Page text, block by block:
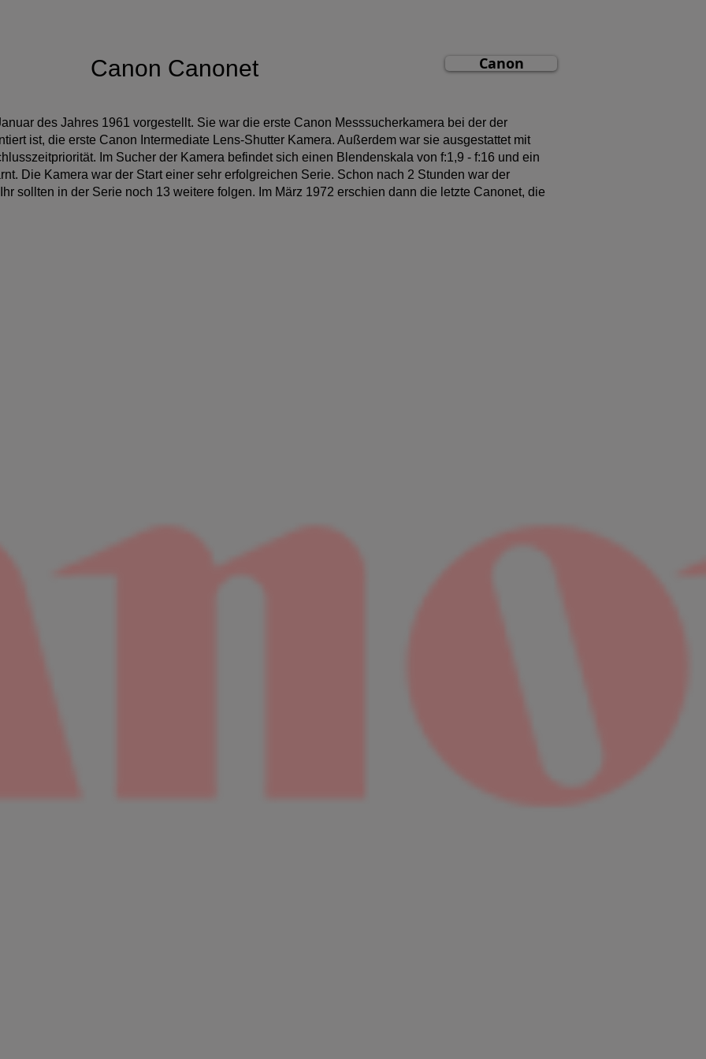
Canon
des Jahres 1961 vorgestellt. Sie war die erste Canon Messsucherkamera bei der der
ist, die erste Canon Intermediate Lens-Shutter Kamera. Außerdem war sie ausgestattet mit
Im Sucher der Kamera befindet sich einen Blendenskala von f:1,9 - f:16 und ein
Die Kamera war der Start einer sehr erfolgreichen Serie. Schon nach 2 Stunden war der
sollten in der Serie noch 13 weitere folgen. Im März 1972 erschien dann die letzte Canonet, die